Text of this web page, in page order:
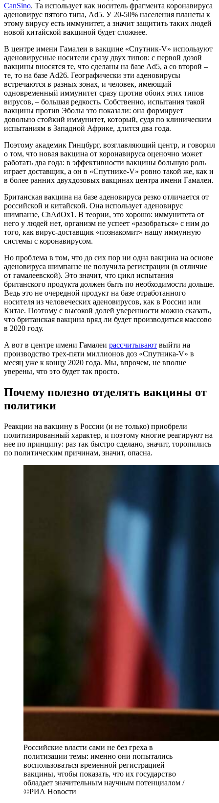
CanSino. Та использует как носитель фрагмента коронавируса
аденовирус пятого типа, Ad5. У 20-50% населения планеты к
этому вирусу есть иммунитет, а значит защитить таких людей
новой китайской вакциной будет сложнее.
В центре имени Гамалеи в вакцине «Спутник-V» используют
аденовирусные носители сразу двух типов: с первой дозой
вакцины вносятся те, что сделаны на базе Ad5, а со второй –
те, то на базе Ad26. Географически эти аденовирусы
встречаются в разных зонах, и человек, имеющий
одновременный иммунитет сразу против обоих этих типов
вирусов, – большая редкость. Собственно, испытания такой
вакцины против Эболы это показали: она формирует
довольно стойкий иммунитет, который, судя по клиническим
испытаниям в Западной Африке, длится два года.
Поэтому академик Гинцбург, возглавляющий центр, и говорил
о том, что новая вакцина от коронавируса оценочно может
работать два года: в эффективности вакцины большую роль
играет доставщик, а он в «Спутнике-V» ровно такой же, как и
в более ранних двухдозовых вакцинах центра имени Гамалеи.
Британская вакцина на базе аденовируса резко отличается от
российской и китайской. Она использует аденовирус
шимпанзе, ChAdOx1. В теории, это хорошо: иммунитета от
него у людей нет, организм не успеет «разобраться» с ним до
того, как вирус-доставщик «познакомит» нашу иммунную
системы с коронавирусом.
Но проблема в том, что до сих пор ни одна вакцина на основе
аденовируса шимпанзе не получила регистрации (в отличие
от гамалеевской). Это значит, что цикл испытания
британского продукта должен быть по необходимости дольше.
Ведь это не очередной продукт на базе отработанного
носителя из человеческих аденовирусов, как в России или
Китае. Поэтому с высокой долей уверенности можно сказать,
что британская вакцина вряд ли будет производиться массово
в 2020 году.
А вот в центре имени Гамалеи рассчитывают выйти на
производство трех-пяти миллионов доз «Спутника-V» в
месяц уже к концу 2020 года. Мы, впрочем, не вполне
уверены, что это будет так просто.
Почему полезно отделять вакцины от
политики
Реакции на вакцину в России (и не только) приобрели
политизированный характер, и поэтому многие реагируют на
нее по принципу: раз так быстро сделано, значит, торопились
по политическим причинам, значит, опасна.
Российские власти сами не без греха в
политизации темы: именно они попытались
воспользоваться временной регистрацией
вакцины, чтобы показать, что их государство
обладает значительным научным потенциалом /
©РИА Новости